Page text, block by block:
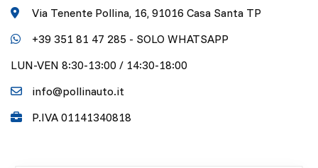
Via Tenente Pollina, 16, 91016 Casa Santa TP
+39 351 81 47 285 - SOLO WHATSAPP
LUN-VEN 8:30-13:00 / 14:30-18:00
info@pollinauto.it
P.IVA 01141340818